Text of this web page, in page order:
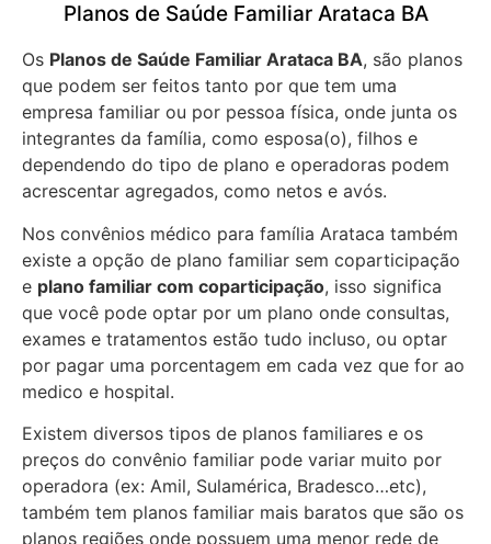
Planos de Saúde Familiar Arataca BA
Os Planos de Saúde Familiar Arataca BA, são planos
que podem ser feitos tanto por que tem uma
empresa familiar ou por pessoa física, onde junta os
integrantes da família, como esposa(o), filhos e
dependendo do tipo de plano e operadoras podem
acrescentar agregados, como netos e avós.
Nos convênios médico para família Arataca também
existe a opção de plano familiar sem coparticipação
e plano familiar com coparticipação, isso significa
que você pode optar por um plano onde consultas,
exames e tratamentos estão tudo incluso, ou optar
por pagar uma porcentagem em cada vez que for ao
medico e hospital.
Existem diversos tipos de planos familiares e os
preços do convênio familiar pode variar muito por
operadora (ex: Amil, Sulamérica, Bradesco…etc),
também tem planos familiar mais baratos que são os
planos regiões onde possuem uma menor rede de